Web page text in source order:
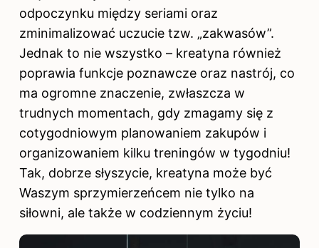
odpoczynku między seriami oraz
zminimalizować uczucie tzw. „zakwasów”.
Jednak to nie wszystko – kreatyna również
poprawia funkcje poznawcze oraz nastrój, co
ma ogromne znaczenie, zwłaszcza w
trudnych momentach, gdy zmagamy się z
cotygodniowym planowaniem zakupów i
organizowaniem kilku treningów w tygodniu!
Tak, dobrze słyszycie, kreatyna może być
Waszym sprzymierzeńcem nie tylko na
siłowni, ale także w codziennym życiu!